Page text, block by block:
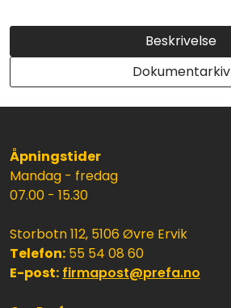
Beskrivelse
Dokumentarkiv
Åpningstider
Mandag - fredag
07.00 - 15.30
Storbotn 112, 5106 Øvre Ervik
Telefon: 55 54 08 60
E-post: firmapost@prefa.no